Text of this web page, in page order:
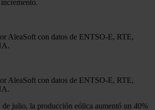
AleaSoft con datos de ENTSO-E, RTE,
AleaSoft con datos de ENTSO-E, RTE,
de julio, la producción eólica aumentó un 40%